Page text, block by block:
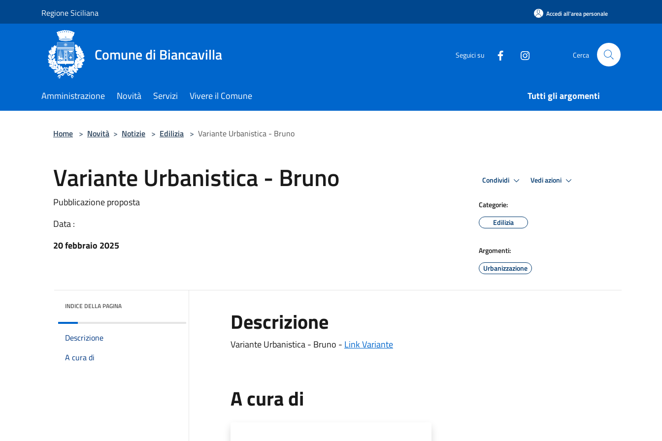
Regione Siciliana Accedi all'area personale
Comune di Biancavilla Seguici su Cerca
Amministrazione Novità Servizi Vivere il Comune Tutti gli argomenti
Home > Novità > Notizie > Edilizia > Variante Urbanistica - Bruno
Variante Urbanistica - Bruno
Pubblicazione proposta
Data :
20 febbraio 2025
Condividi Vedi azioni
Categorie:
Edilizia
Argomenti:
Urbanizzazione
INDICE DELLA PAGINA
Descrizione
A cura di
Descrizione
Variante Urbanistica - Bruno - Link Variante
A cura di